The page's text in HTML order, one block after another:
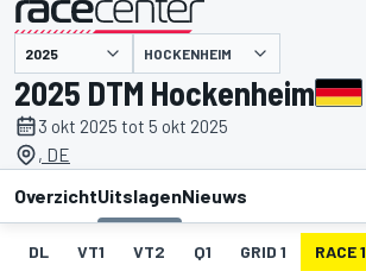
gepresenteerd door HOCKENHEIM
2025 DTM Hockenheim
3 okt 2025 tot 5 okt 2025
, DE
OverzichtUitslagenNieuws
DL VT1 VT2 Q1 GRID 1 RACE 1